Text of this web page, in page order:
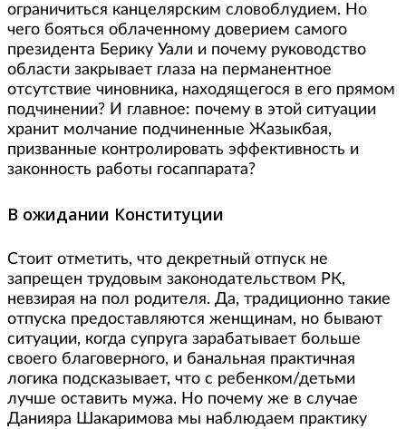
ограничиться канцелярским словоблудием. Но
чего бояться облаченному доверием самого
президента Берику Уали и почему руководство
области закрывает глаза на перманентное
отсутствие чиновника, находящегося в его прямом
подчинении? И главное: почему в этой ситуации
хранит молчание подчиненные Жазыкбая,
призванные контролировать эффективность и
законность работы госаппарата?
В ожидании Конституции
Стоит отметить, что декретный отпуск не
запрещен трудовым законодательством РК,
невзирая на пол родителя. Да, традиционно такие
отпуска предоставляются женщинам, но бывают
ситуации, когда супруга зарабатывает больше
своего благоверного, и банальная практичная
логика подсказывает, что с ребенком/детьми
лучше оставить мужа. Но почему же в случае
Данияра Шакаримова мы наблюдаем практику